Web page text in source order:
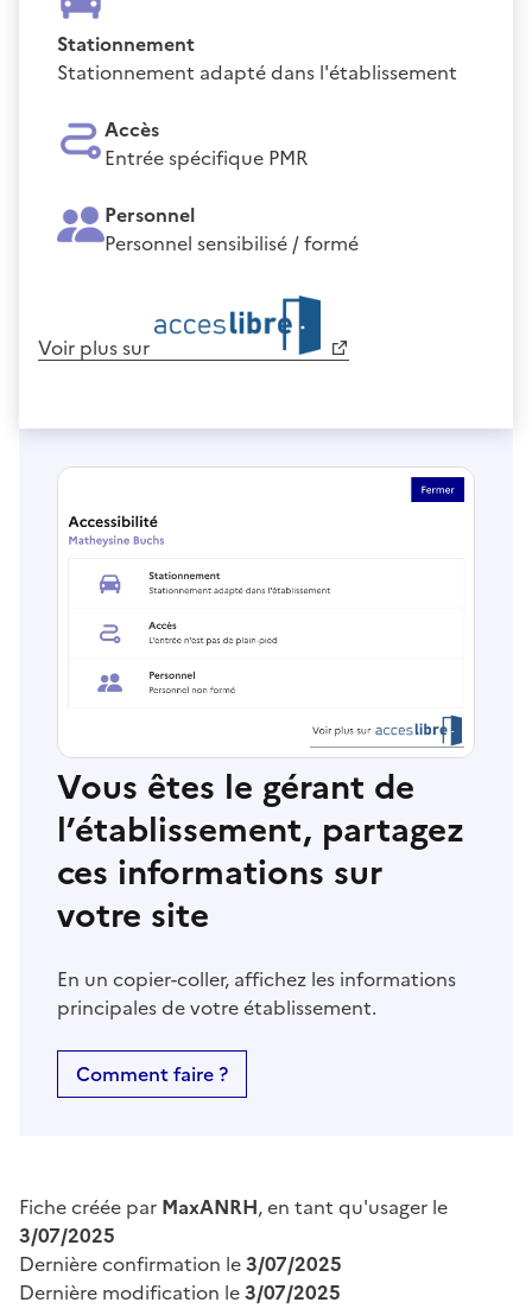
Stationnement
Stationnement adapté dans l'établissement
Accès
Entrée spécifique PMR
Personnel
Personnel sensibilisé / formé
Voir plus sur
Vous êtes le gérant de
l’établissement, partagez
ces informations sur
votre site
En un copier-coller, affichez les informations
principales de votre établissement.
Comment faire ?
Fiche créée par MaxANRH, en tant qu'usager le
3/07/2025
Dernière confirmation le3/07/2025
Dernière modification le3/07/2025